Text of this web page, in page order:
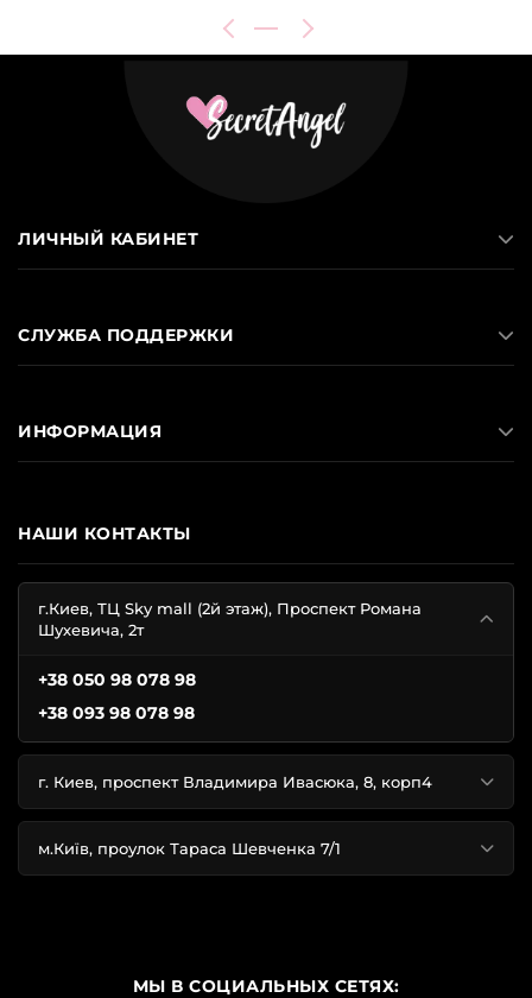
НАШИ КОНТАКТЫ
г.Киев, ТЦ Sky mall (2й этаж), Проспект Романа
Шухевича, 2т
+38 050 98 078 98
+38 093 98 078 98
г. Киев, проспект Владимира Ивасюка, 8, корп4
м.Київ, проулок Тараса Шевченка 7/1
ЛИЧНЫЙ КАБИНЕТ
СЛУЖБА ПОДДЕРЖКИ
ИНФОРМАЦИЯ
МЫ В СОЦИАЛЬНЫХ СЕТЯХ: